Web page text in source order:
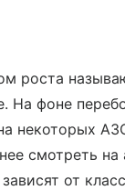
роста
На фоне
некоторых
смотреть
от